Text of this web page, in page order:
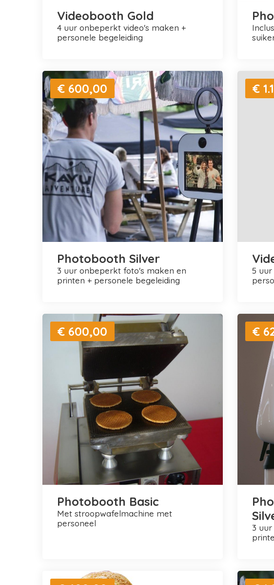
Videobooth Gold
4 uur onbeperkt video's maken +
personele begeleiding
inclusief popcornmachine en
€ 600,00
Photobooth Silver
3 uur onbeperkt foto's maken en
printen + personele begeleiding
€
5 uur onbeperkt video's maken +
€ 600,00
Photobooth Basic
met stroopwafelmachine met
personeel
€
3 uur onbeperkt foto's maken en